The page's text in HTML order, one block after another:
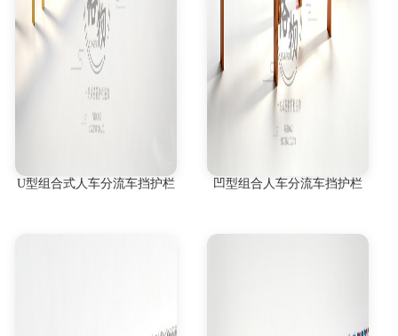
U型组合式人车分流车挡护栏 凹型组合人车分流车挡护栏